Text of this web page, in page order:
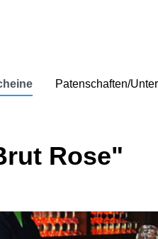
Patenschaften/
Rose"